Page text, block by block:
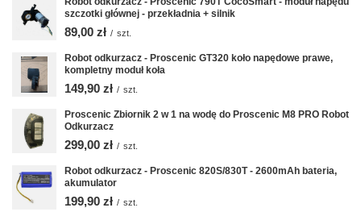
szczotki głównej - przekładnia + silnik
89,00 zł / szt.
Robot odkurzacz - Proscenic GT320 koło napędowe prawe,
kompletny moduł koła
149,90 zł / szt.
Proscenic Zbiornik 2 w 1 na wodę do Proscenic M8 PRO Robot
Odkurzacz
299,00 zł / szt.
Robot odkurzacz - Proscenic 820S/830T - 2600mAh bateria,
akumulator
199,90 zł / szt.